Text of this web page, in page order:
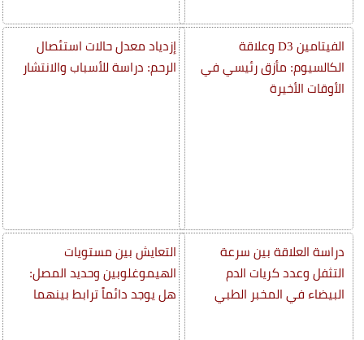
الفيتامين D3 وعلاقة
الكالسيوم: مأزق رئيسي في
الأوقات الأخيرة
دراسة العلاقة بين سرعة
التثفل وعدد كريات الدم
البيضاء في المخبر الطبي
إزدياد معدل حالات استئصال
الرحم: دراسة للأسباب والانتشار
التعايش بين مستويات
الهيموغلوبين وحديد المصل:
هل يوجد دائماً ترابط بينهما